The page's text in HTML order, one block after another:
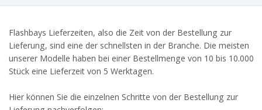
Flashbays Lieferzeiten, also die Zeit von der Bestellung zur
Lieferung, sind eine der schnellsten in der Branche. Die meisten
unserer Modelle haben bei einer Bestellmenge von 10 bis 10.000
Stück eine Lieferzeit von 5 Werktagen.
Hier können Sie die einzelnen Schritte von der Bestellung zur